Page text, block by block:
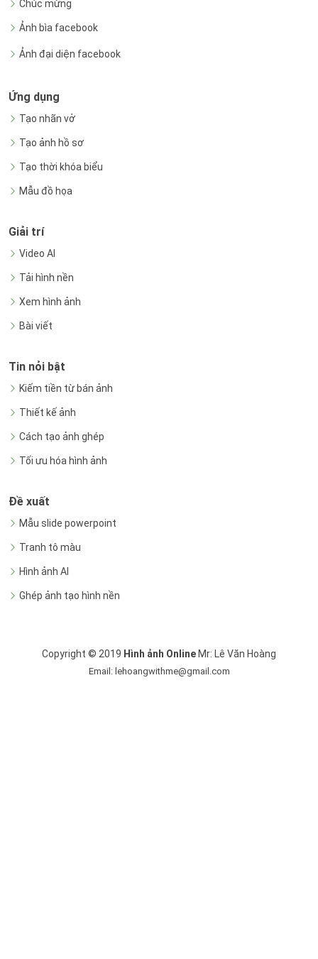
Chúc mừng
Ảnh bìa facebook
Ảnh đại diện facebook
Ứng dụng
Tạo nhãn vở
Tạo ảnh hồ sơ
Tạo thời khóa biểu
Mẫu đồ họa
Giải trí
Video AI
Tải hình nền
Xem hình ảnh
Bài viết
Tin nỏi bật
Kiếm tiền từ bán ảnh
Thiết kế ảnh
Cách tạo ảnh ghép
Tối ưu hóa hình ảnh
Đề xuất
Mẫu slide powerpoint
Tranh tô màu
Hình ảnh AI
Ghép ảnh tạo hình nền
Copyright © 2019 Hình ảnh Online Mr: Lê Văn Hoàng
Email: lehoangwithme@gmail.com